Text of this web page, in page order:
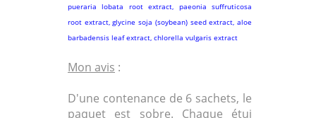
pueraria lobata root extract, paeonia suffruticosa
root extract, glycine soja (soybean) seed extract, aloe
barbadensis leaf extract, chlorella vulgaris extract
Mon avis :
D'une contenance de 6 sachets, le
paquet est sobre. Chaque étui